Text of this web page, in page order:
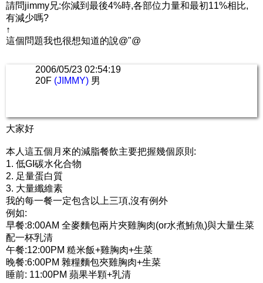
請問jimmy兄:你減到最後4%時,各部位力量和最初11%相比,
有減少嗎?
↑
這個問題我也很想知道的說@"@
2006/05/23 02:54:19
20F (JIMMY) 男
大家好
本人這五個月來的減脂餐飲主要把握幾個原則:
1. 低GI碳水化合物
2. 足量蛋白質
3. 大量纖維素
我的每一餐一定包含以上三項,沒有例外
例如:
早餐:8:00AM 全麥麵包兩片夾雞胸肉(or水煮鮪魚)與大量生菜
配一杯乳清
午餐:12:00PM 糙米飯+雞胸肉+生菜
晚餐:6:00PM 雜糧麵包夾雞胸肉+生菜
睡前: 11:00PM 蘋果半顆+乳清